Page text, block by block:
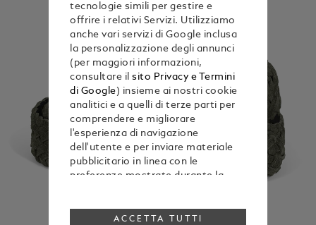
tecnologie simili per gestire e
offrire i relativi Servizi. Utilizziamo
anche vari servizi di Google inclusa
la personalizzazione degli annunci
(per maggiori informazioni,
consultare ilsito Privacy e Termini
di Google) insieme ai nostri cookie
analitici e a quelli di terze parti per
comprendere e migliorare
l'esperienza di navigazione
dell'utente e per inviare materiale
pubblicitario in linea con le
preferenze mostrate durante la
consenso all’utilizzo di alcuni o di
ACCETTA TUTTI